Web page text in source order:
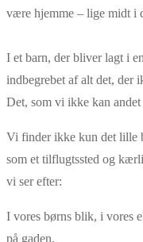
være hjemme – lige midt i
I et barn, der bliver lagt i
indbegrebet af alt det, der
Det, som vi ikke kan andet
Vi finder ikke kun det lille
som et tilflugtssted og
vi ser efter:
I vores børns blik, i vores
på gaden.